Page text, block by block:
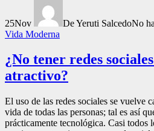
25Nov De Yeruti SalcedoNo
Vida Moderna
¿No tener redes
atractivo?
El uso de las redes sociales se vuelve
vida de todas las personas; tal es así
prácticamente tecnológica. Casi todos